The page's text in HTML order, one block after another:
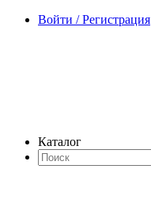
Войти / Регистрация
Каталог